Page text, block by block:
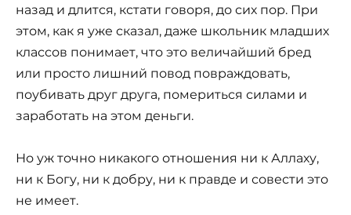
назад и длится, кстати говоря, до сих пор. При
этом, как я уже сказал, даже школьник младших
классов понимает, что это величайший бред
или просто лишний повод повраждовать,
поубивать друг друга, помериться силами и
заработать на этом деньги.
Но уж точно никакого отношения ни к Аллаху,
ни к Богу, ни к добру, ни к правде и совести это
не имеет.